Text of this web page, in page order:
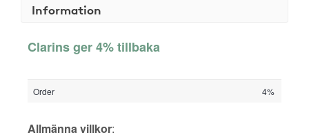
Information
Clarins ger 4% tillbaka
Order 4%
Allmänna villkor: